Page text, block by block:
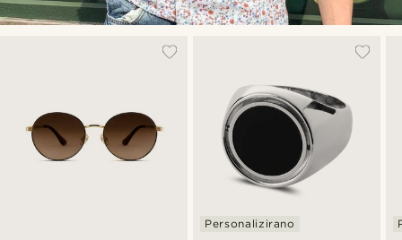
Personalizirano